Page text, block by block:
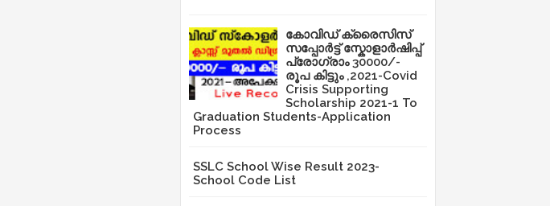
കോവിഡ് ക്രൈസിസ്
സപ്പോർട്ട് സ്കോളാർഷിപ്പ്
പ്രോഗ്രാം 30000/-
രൂപ കിട്ടും ,2021-Covid
Crisis Supporting
Scholarship 2021-1 To
Graduation Students-Application
Process
SSLC School Wise Result 2023-
School Code List